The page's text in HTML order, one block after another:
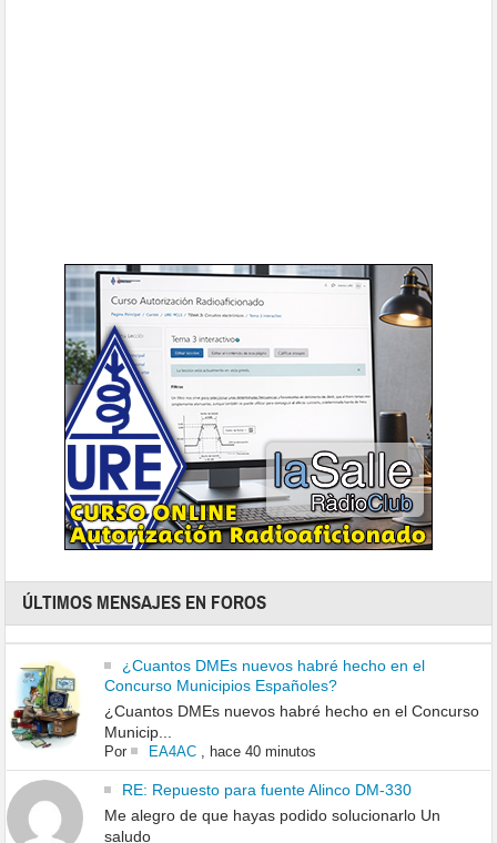
ÚLTIMOS MENSAJES EN FOROS
¿Cuantos DMEs nuevos habré hecho en el
Concurso Municipios Españoles?
¿Cuantos DMEs nuevos habré hecho en el Concurso
Municip...
Por EA4AC, hace 40 minutos
RE: Repuesto para fuente Alinco DM-330
Me alegro de que hayas podido solucionarlo Un
saludo